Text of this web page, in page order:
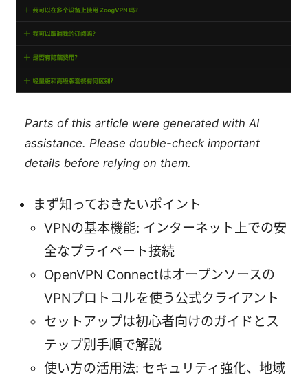
Parts of this article were generated with AI
assistance. Please double-check important
details before relying on them.
まず知っておきたいポイント
VPNの基本機能: インターネット上での安
全なプライベート接続
OpenVPN Connectはオープンソースの
VPNプロトコルを使う公式クライアント
セットアップは初心者向けのガイドとス
テップ別手順で解説
使い方の活用法: セキュリティ強化、地域